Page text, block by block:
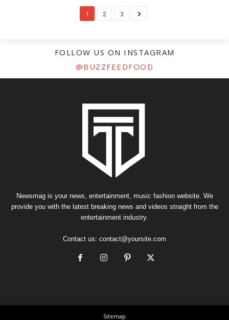
1 2 3
FOLLOW US ON INSTAGRAM
@BUZZFEEDFOOD
Newsmag is your news, entertainment, music fashion website. We
provide you with the latest breaking news and videos straight from the
entertainment industry.
Contact us: contact@yoursite.com
Sitemap